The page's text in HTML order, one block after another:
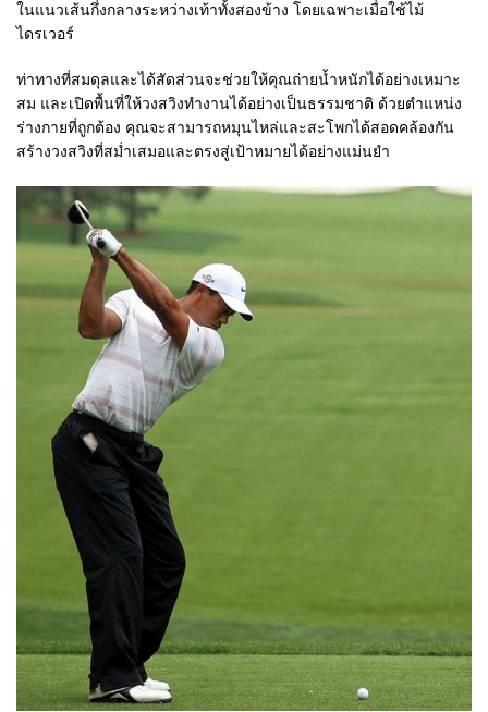
ในแนวเส้นกึ่งกลางระหว่างเท้าทั้งสองข้าง โดยเฉพาะเมื่อใช้ไม้
ไดรเวอร์
ท่าทางที่สมดุลและได้สัดส่วนจะช่วยให้คุณถ่ายน้ำหนักได้อย่างเหมาะ
สม และเปิดพื้นที่ให้วงสวิงทำงานได้อย่างเป็นธรรมชาติ ด้วยตำแหน่ง
ร่างกายที่ถูกต้อง คุณจะสามารถหมุนไหล่และสะโพกได้สอดคล้องกัน
สร้างวงสวิงที่สม่ำเสมอและตรงสู่เป้าหมายได้อย่างแม่นยำ